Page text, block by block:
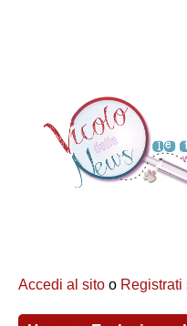
Accedi al sito o Registrati